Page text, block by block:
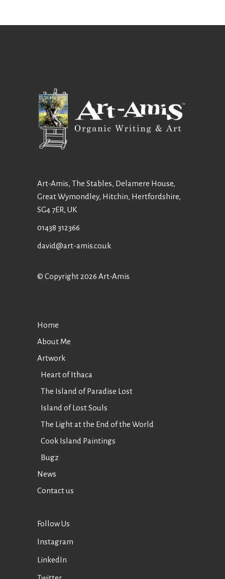
Art-Amis, The Stables, Delamere House,
Great Wymondley, Hitchin, Hertfordshire,
SG4 7ER, UK
01438 312366
david@art-amis.co.uk
© Copyright 2026 Art-Amis
Home
About Me
Artwork
Heart of Ithaca
The Island of Paradise Lost
Island of Lost Souls
The Light at the End of the World
Cook Island Paintings
Bugz
News
Contact us
Follow Us
Instagram
LinkedIn